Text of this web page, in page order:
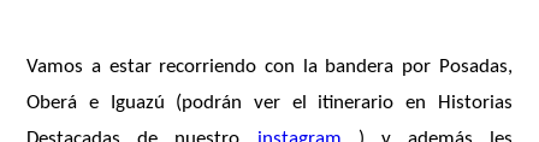
Vamos a estar recorriendo con la bandera por Posadas,
Oberá e Iguazú (podrán ver el itinerario en Historias